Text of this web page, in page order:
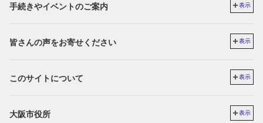
手続きやイベントのご案内 表示
皆さんの声をお寄せください 表示
このサイトについて 表示
大阪市役所 表示